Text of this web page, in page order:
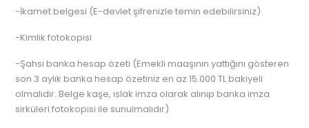
-İkamet belgesi (E-devlet şifrenizle temin edebilirsiniz)
-Kimlik fotokopisi
-Şahsi banka hesap özeti (Emekli maaşının yattığını gösteren
son 3 aylık banka hesap özetiniz en az 15.000 TL bakiyeli
olmalıdır. Belge kaşe, ıslak imza olarak alınıp banka imza
sirküleri fotokopisi ile sunulmalıdır)